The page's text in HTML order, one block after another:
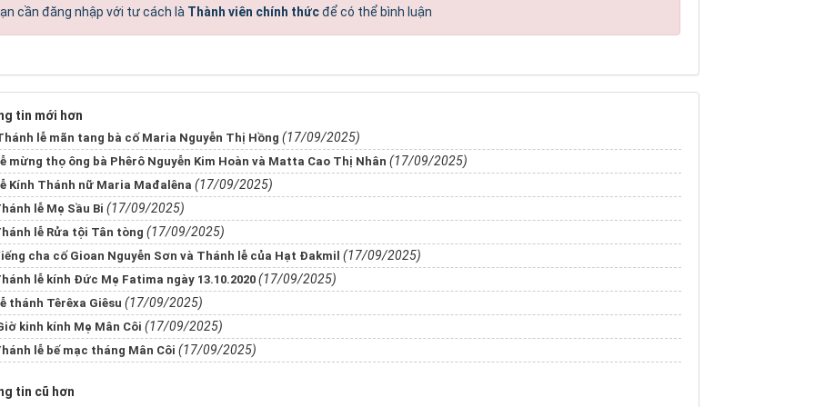
cần đăng nhập với tư cách là Thành viên chính thứcđể có thể bình luận
tin mới hơn
lễ mãn tang bà cố Maria Nguyễn Thị Hồng (17/09/2025)
mừng thọ ông bà Phêrô Nguyễn Kim Hoàn và Matta Cao Thị Nhân (17/09/2025)
Kính Thánh nữ Maria Mađalêna (17/09/2025)
lễ Mẹ Sầu Bi (17/09/2025)
lễ Rửa tội Tân tòng (17/09/2025)
cha cố Gioan Nguyễn Sơn và Thánh lễ của Hạt Đakmil (17/09/2025)
lễ kính Đức Mẹ Fatima ngày 13.10.2020 (17/09/2025)
thánh Têrêxa Giêsu (17/09/2025)
kinh kính Mẹ Mân Côi (17/09/2025)
lễ bế mạc tháng Mân Côi (17/09/2025)
tin cũ hơn